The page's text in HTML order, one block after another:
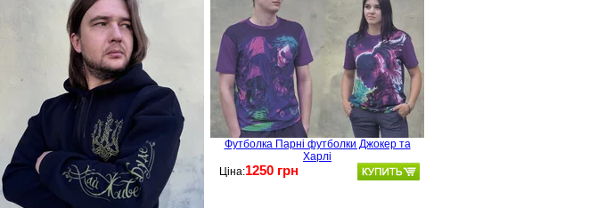
Футболка Парні футболки Джокер та
Харлі
Ціна:1250 грн